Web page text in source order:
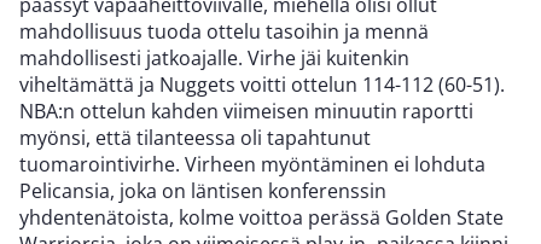
mahdollisuus tuoda ottelu tasoihin ja mennä
mahdollisesti jatkoajalle. Virhe jäi kuitenkin
viheltämättä ja Nuggets voitti ottelun 114-112 (60-51).
NBA:n ottelun kahden viimeisen minuutin raportti
myönsi, että tilanteessa oli tapahtunut
tuomarointivirhe. Virheen myöntäminen ei lohduta
Pelicansia, joka on läntisen konferenssin
yhdentenätoista, kolme voittoa perässä Golden State